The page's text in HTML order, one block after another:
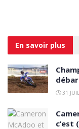
En savoir plus
31